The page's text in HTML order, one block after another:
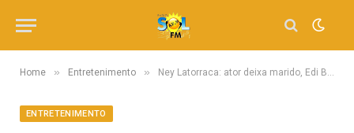
Home » Entretenimento » Ney Latorraca: ator deixa marido, Edi Botelho, com quem era casado há 30 anos
ENTRETENIMENTO